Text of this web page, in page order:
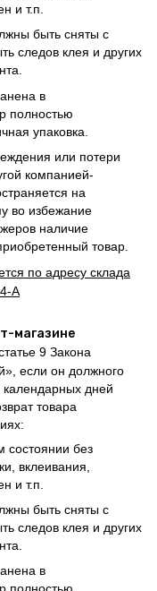
и т.п.
быть сняты с
следов клея и других
в
полностью
упаковка.
или потери
компанией-
на
во избежание
наличие
товар.
по адресу склада
А
магазине
9 Закона
если он должного
календарных дней
товара
состоянии без
вклеивания,
и т.п.
быть сняты с
следов клея и других
в